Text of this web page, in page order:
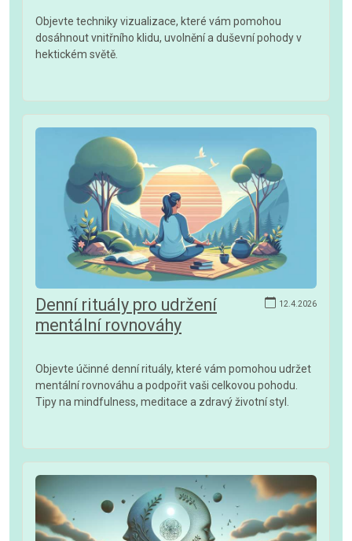
Objevte techniky vizualizace, které vám pomohou
dosáhnout vnitřního klidu, uvolnění a duševní pohody v
hektickém světě.
12.4.2026
Denní rituály pro udržení
mentální rovnováhy
Objevte účinné denní rituály, které vám pomohou udržet
mentální rovnováhu a podpořit vaši celkovou pohodu.
Tipy na mindfulness, meditace a zdravý životní styl.